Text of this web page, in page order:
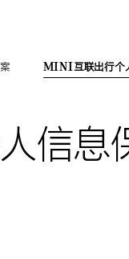
MINI互联出行个
信息